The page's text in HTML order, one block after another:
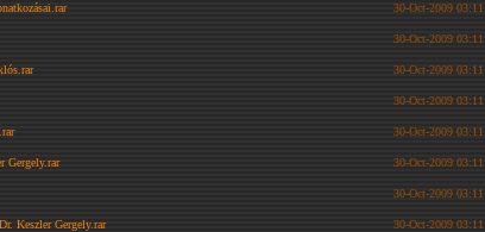
30-Oct-2009 03:11
30-Oct-2009 03:11
30-Oct-2009 03:11
30-Oct-2009 03:11
30-Oct-2009 03:11
Gergely.rar 30-Oct-2009 03:11
30-Oct-2009 03:11
Keszler Gergely.rar 30-Oct-2009 03:11